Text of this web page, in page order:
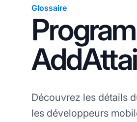
Glossaire
Découvrez les détails
les développeurs